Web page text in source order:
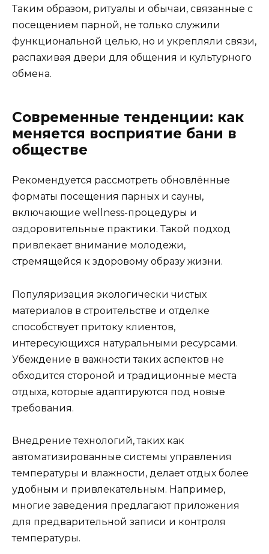
Таким образом, ритуалы и обычаи, связанные с
посещением парной, не только служили
функциональной целью, но и укрепляли связи,
распахивая двери для общения и культурного
обмена.
Современные тенденции: как
меняется восприятие бани в
обществе
Рекомендуется рассмотреть обновлённые
форматы посещения парных и сауны,
включающие wellness-процедуры и
оздоровительные практики. Такой подход
привлекает внимание молодежи,
стремящейся к здоровому образу жизни.
Популяризация экологически чистых
материалов в строительстве и отделке
способствует притоку клиентов,
интересующихся натуральными ресурсами.
Убеждение в важности таких аспектов не
обходится стороной и традиционные места
отдыха, которые адаптируются под новые
требования.
Внедрение технологий, таких как
автоматизированные системы управления
температуры и влажности, делает отдых более
удобным и привлекательным. Например,
многие заведения предлагают приложения
для предварительной записи и контроля
температуры.